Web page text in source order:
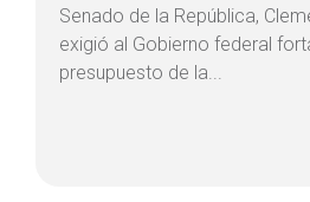
Senado de la República,
exigió al Gobierno federal
presupuesto de la...